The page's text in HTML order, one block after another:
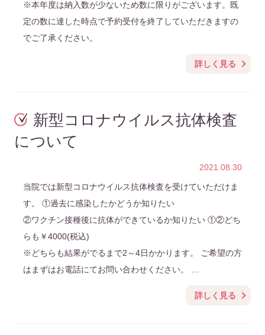
※本年度は納入数が少ないため数に限りがございます。既
定の数に達した時点で予約受付を終了していただきますの
でご了承ください。
詳しく見る
新型コロナウイルス抗体検査
について
2021.08.30
当院では新型コロナウイルス抗体検査を受けていただけま
す。 ①過去に感染したかどうか知りたい
②ワクチン接種後に抗体ができているか知りたい ①②どち
らも￥4000(税込)
※どちらも結果がでるまで2～4日かかります。 ご希望の方
はまずはお電話にてお問い合わせください。 …
詳しく見る